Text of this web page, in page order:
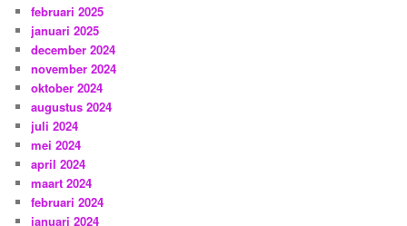
februari 2025
januari 2025
december 2024
november 2024
oktober 2024
augustus 2024
juli 2024
mei 2024
april 2024
maart 2024
februari 2024
januari 2024